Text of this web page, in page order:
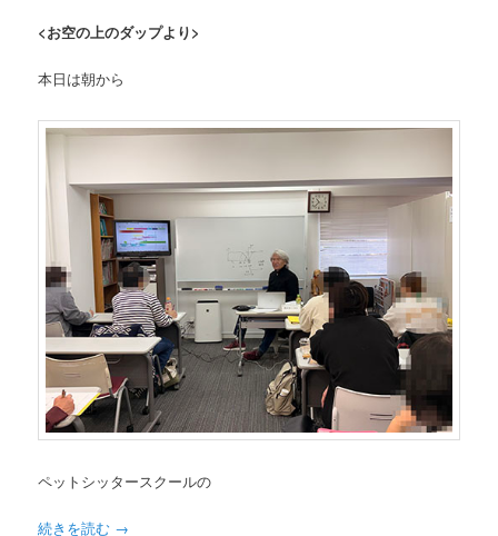
<お空の上のダップより>
本日は朝から
ペットシッタースクールの
続きを読む →